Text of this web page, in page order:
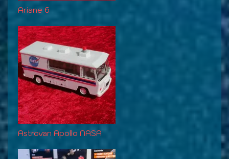
Ariane 6
Astrovan Apollo NASA